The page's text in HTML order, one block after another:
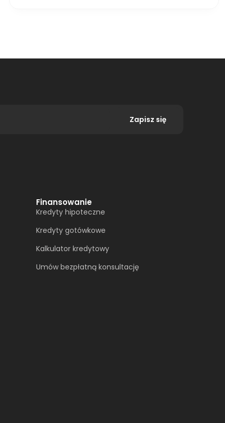
Zapisz się
Finansowanie
Kredyty hipoteczne
Kredyty gotówkowe
Kalkulator kredytowy
Umów bezpłatną konsultację​